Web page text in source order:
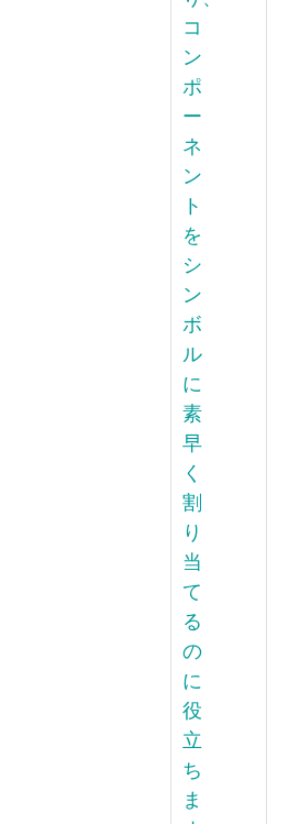
コ
ン
ポ
ー
ネ
ン
ト
を
シ
ン
ボ
ル
に
素
早
く
割
り
当
て
る
の
に
役
立
ち
ま